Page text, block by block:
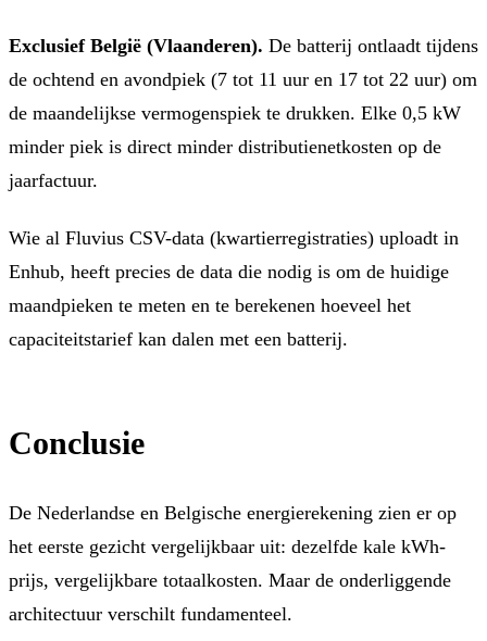
Exclusief België (Vlaanderen). De batterij ontlaadt tijdens
de ochtend en avondpiek (7 tot 11 uur en 17 tot 22 uur) om
de maandelijkse vermogenspiek te drukken. Elke 0,5 kW
minder piek is direct minder distributienetkosten op de
jaarfactuur.
Wie al Fluvius CSV-data (kwartierregistraties) uploadt in
Enhub, heeft precies de data die nodig is om de huidige
maandpieken te meten en te berekenen hoeveel het
capaciteitstarief kan dalen met een batterij.
Conclusie
De Nederlandse en Belgische energierekening zien er op
het eerste gezicht vergelijkbaar uit: dezelfde kale kWh-
prijs, vergelijkbare totaalkosten. Maar de onderliggende
architectuur verschilt fundamenteel.